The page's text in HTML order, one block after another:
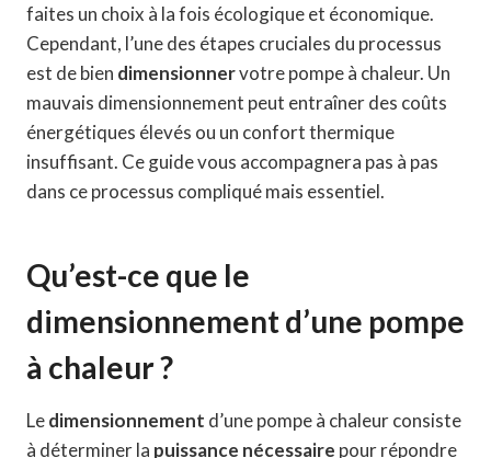
faites un choix à la fois écologique et économique.
Cependant, l’une des étapes cruciales du processus
est de bien dimensionnervotre pompe à chaleur. Un
mauvais dimensionnement peut entraîner des coûts
énergétiques élevés ou un confort thermique
insuffisant. Ce guide vous accompagnera pas à pas
dans ce processus compliqué mais essentiel.
Qu’est-ce que le
dimensionnement d’une pompe
à chaleur ?
Ledimensionnement d’une pompe à chaleur consiste
à déterminer la puissance nécessaire pour répondre